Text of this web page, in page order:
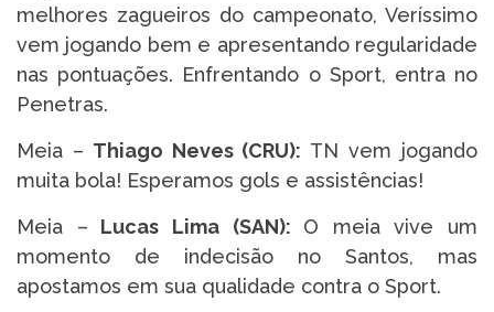
melhores zagueiros do campeonato, Veríssimo
vem jogando bem e apresentando regularidade
nas pontuações. Enfrentando o Sport, entra no
Penetras.
Meia – Thiago Neves (CRU): TN vem jogando
muita bola! Esperamos gols e assistências!
Meia – Lucas Lima (SAN): O meia vive um
momento de indecisão no Santos, mas
apostamos em sua qualidade contra o Sport.